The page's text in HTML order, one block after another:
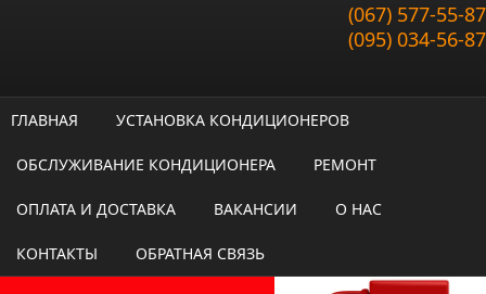
(067) 577-55-87
(095) 034-56-87
ГЛАВНАЯ УСТАНОВКА КОНДИЦИОНЕРОВ
ОБСЛУЖИВАНИЕ КОНДИЦИОНЕРА РЕМОНТ
ОПЛАТА И ДОСТАВКА ВАКАНСИИ О НАС
КОНТАКТЫ ОБРАТНАЯ СВЯЗЬ